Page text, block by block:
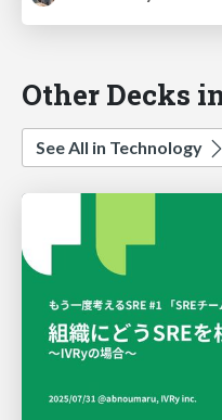
Other Decks
See All in Technology